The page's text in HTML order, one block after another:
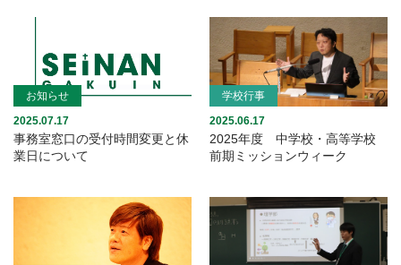
お知らせ
2025.07.17
事務室窓口の受付時間変更と休
業日について
学校行事
2025.06.17
2025年度 中学校・高等学校
前期ミッションウィーク